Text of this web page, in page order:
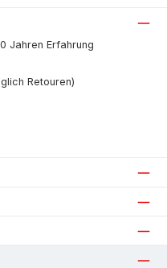
Jahren Erfahrung
Retouren)